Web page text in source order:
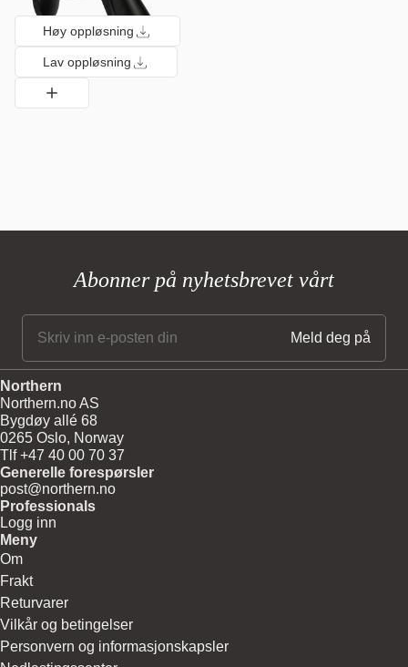
Høy oppløsning
Lav oppløsning
Abonner på nyhetsbrevet vårt
Northern
Northern.no AS
Bygdøy allé 68
0265 Oslo, Norway
Tlf +47 40 00 70 37
Generelle forespørsler
post@northern.no
Professionals
Logg inn
Meny
Om
Frakt
Returvarer
Vilkår og betingelser
Personvern og informasjonskapsler